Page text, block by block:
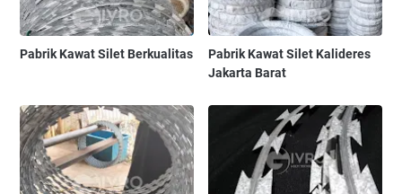
Pabrik Kawat Silet Berkualitas
Pabrik Kawat Silet Kalideres
Jakarta Barat